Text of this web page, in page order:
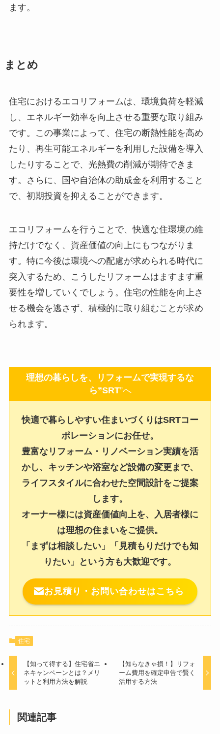
ます。
まとめ
住宅におけるエコリフォームは、環境負荷を軽減
し、エネルギー効率を向上させる重要な取り組み
です。この事業によって、住宅の断熱性能を高め
たり、再生可能エネルギーを利用した設備を導入
したりすることで、光熱費の削減が期待できま
す。さらに、国や自治体の助成金を利用すること
で、初期投資を抑えることができます。
エコリフォームを行うことで、快適な住環境の維
持だけでなく、資産価値の向上にもつながりま
す。特に今後は環境への配慮が求められる時代に
突入するため、こうしたリフォームはますます重
要性を増していくでしょう。住宅の性能を向上さ
せる機会を逃さず、積極的に取り組むことが求め
られます。
理想の暮らしを、リフォームで実現するな
ら”SRT”へ
快適で暮らしやすい住まいづくりはSRTコー
ポレーションにお任せ。
豊富なリフォーム・リノベーション実績を活
かし、キッチンや浴室など設備の変更まで、
ライフスタイルに合わせた空間設計をご提案
します。
オーナー様には資産価値向上を、入居者様に
は理想の住まいをご提供。
「まずは相談したい」「見積もりだけでも知
りたい」という方も大歓迎です。
お見積り・お問い合わせはこちら
住宅
【知って得する】住宅省エ
ネキャンペーンとは？メリ
ットと利用方法を解説
【知らなきゃ損！】リフォ
ーム費用を確定申告で賢く
活用する方法
関連記事